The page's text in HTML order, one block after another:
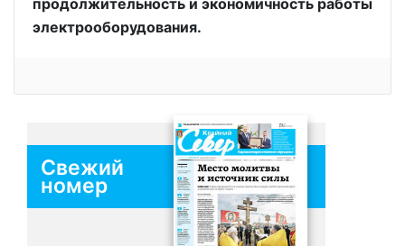
продолжительность и экономичность работы
электрооборудования.
Свежий
номер